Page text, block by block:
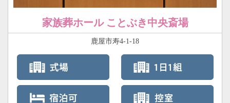
家族葬ホール ことぶき中央斎場
鹿屋市寿4-1-18